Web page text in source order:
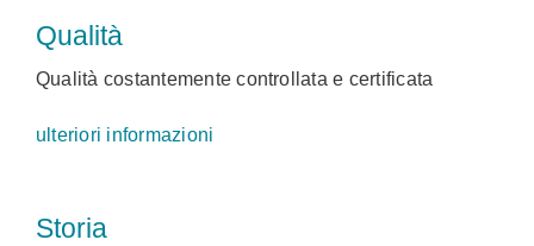
Qualità
Qualità costantemente controllata e certificata
ulteriori informazioni
Storia